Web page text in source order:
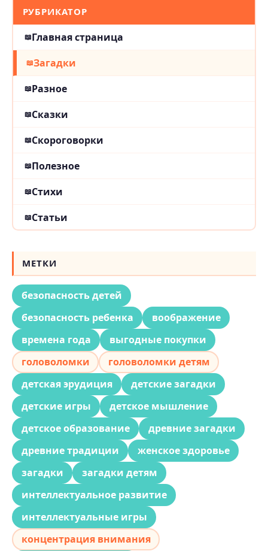
РУБРИКАТОР
Главная страница
Загадки
Разное
Сказки
Скороговорки
Полезное
Стихи
Статьи
МЕТКИ
безопасность детей
безопасность ребенка
воображение
времена года
выгодные покупки
головоломки
головоломки детям
детская эрудиция
детские загадки
детские игры
детское мышление
детское образование
древние загадки
древние традиции
женское здоровье
загадки
загадки детям
интеллектуальное развитие
интеллектуальные игры
концентрация внимания